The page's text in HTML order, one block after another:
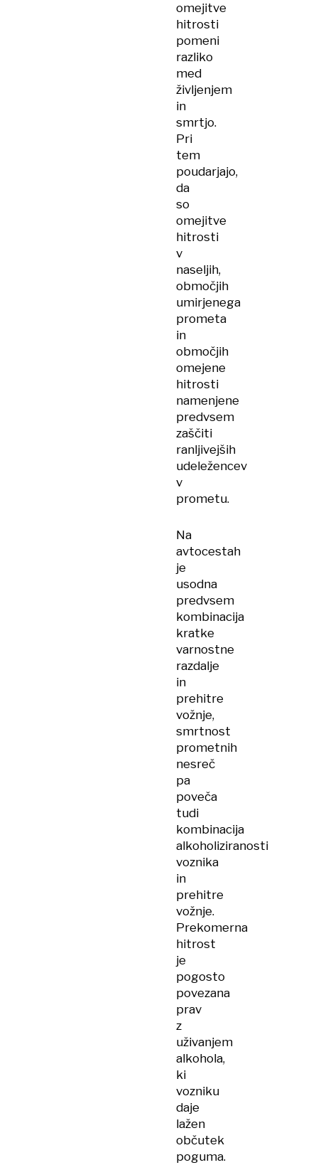
omejitve
hitrosti
pomeni
razliko
med
življenjem
in
smrtjo.
Pri
tem
poudarjajo,
da
so
omejitve
hitrosti
v
naseljih,
območjih
umirjenega
prometa
in
območjih
omejene
hitrosti
namenjene
predvsem
zaščiti
ranljivejših
udeležencev
v
prometu.
Na
avtocestah
je
usodna
predvsem
kombinacija
kratke
varnostne
razdalje
in
prehitre
vožnje,
smrtnost
prometnih
nesreč
pa
poveča
tudi
kombinacija
alkoholiziranosti
voznika
in
prehitre
vožnje.
Prekomerna
hitrost
je
pogosto
povezana
prav
z
uživanjem
alkohola,
ki
vozniku
daje
lažen
občutek
poguma.